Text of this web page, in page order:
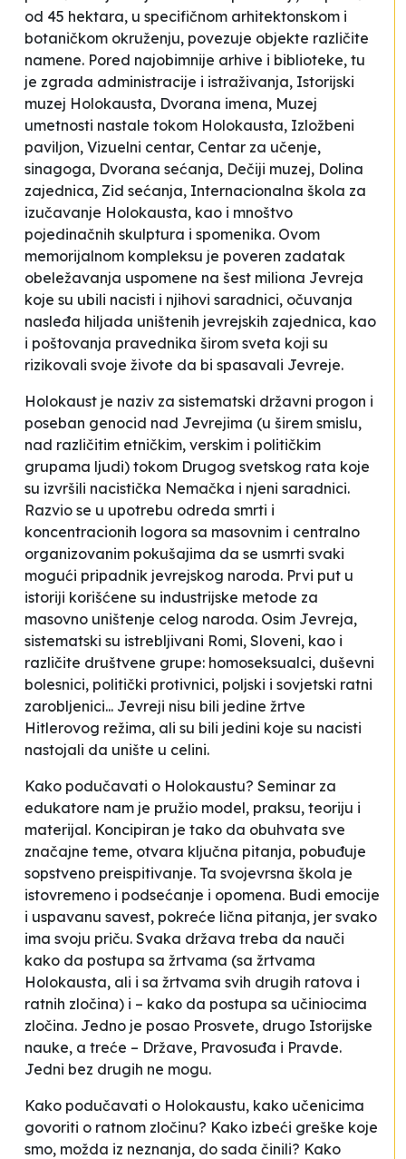
od 45 hektara, u specifičnom arhitektonskom i
botaničkom okruženju, povezuje objekte različite
namene. Pored najobimnije arhive i biblioteke, tu
je zgrada administracije i istraživanja, Istorijski
muzej Holokausta, Dvorana imena, Muzej
umetnosti nastale tokom Holokausta, Izložbeni
paviljon, Vizuelni centar, Centar za učenje,
sinagoga, Dvorana sećanja, Dečiji muzej, Dolina
zajednica, Zid sećanja, Internacionalna škola za
izučavanje Holokausta, kao i mnoštvo
pojedinačnih skulptura i spomenika. Ovom
memorijalnom kompleksu je poveren zadatak
obeležavanja uspomene na šest miliona Jevreja
koje su ubili nacisti i njihovi saradnici, očuvanja
nasleđa hiljada uništenih jevrejskih zajednica, kao
i poštovanja pravednika širom sveta koji su
rizikovali svoje živote da bi spasavali Jevreje.
Holokaust je naziv za sistematski državni progon i
poseban genocid nad Jevrejima (u širem smislu,
nad različitim etničkim, verskim i političkim
grupama ljudi) tokom Drugog svetskog rata koje
su izvršili nacistička Nemačka i njeni saradnici.
Razvio se u upotrebu odreda smrti i
koncentracionih logora sa masovnim i centralno
organizovanim pokušajima da se usmrti svaki
mogući pripadnik jevrejskog naroda. Prvi put u
istoriji korišćene su industrijske metode za
masovno uništenje celog naroda. Osim Jevreja,
sistematski su istrebljivani Romi, Sloveni, kao i
različite društvene grupe: homoseksualci, duševni
bolesnici, politički protivnici, poljski i sovjetski ratni
zarobljenici... Jevreji nisu bili jedine žrtve
Hitlerovog režima, ali su bili jedini koje su nacisti
nastojali da unište u celini.
Kako podučavati o Holokaustu? Seminar za
edukatore nam je pružio model, praksu, teoriju i
materijal. Koncipiran je tako da obuhvata sve
značajne teme, otvara ključna pitanja, pobuđuje
sopstveno preispitivanje. Ta svojevrsna škola je
istovremeno i podsećanje i opomena. Budi emocije
i uspavanu savest, pokreće lična pitanja, jer svako
ima svoju priču. Svaka država treba da nauči
kako da postupa sa žrtvama (sa žrtvama
Holokausta, ali i sa žrtvama svih drugih ratova i
ratnih zločina) i – kako da postupa sa učiniocima
zločina. Jedno je posao Prosvete, drugo Istorijske
nauke, a treće – Države, Pravosuđa i Pravde.
Jedni bez drugih ne mogu.
Kako podučavati o Holokaustu, kako učenicima
govoriti o ratnom zločinu? Kako izbeći greške koje
smo, možda iz neznanja, do sada činili? Kako